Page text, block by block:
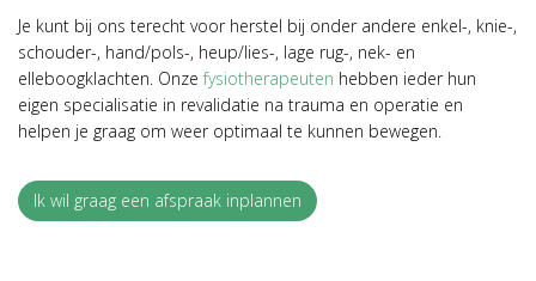
Je kunt bij ons terecht voor herstel bij onder andere enkel-, knie-,
schouder-, hand/pols-, heup/lies-, lage rug-, nek- en
elleboogklachten. Onzefysiotherapeuten hebben ieder hun
eigen specialisatie in revalidatie na trauma en operatie en
helpen je graag om weer optimaal te kunnen bewegen.
Ik wil graag een afspraak inplannen